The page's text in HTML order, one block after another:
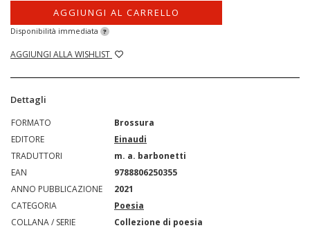
AGGIUNGI AL CARRELLO
Disponibilità immediata ?
AGGIUNGI ALLA WISHLIST
Dettagli
FORMATO
Brossura
EDITORE
Einaudi
TRADUTTORI
m. a. barbonetti
EAN
9788806250355
ANNO PUBBLICAZIONE
2021
CATEGORIA
Poesia
COLLANA / SERIE
Collezione di poesia